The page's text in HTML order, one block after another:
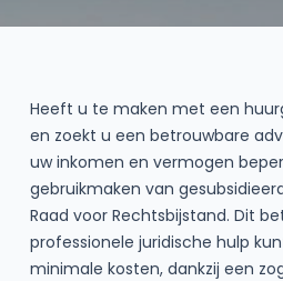
Heeft u te maken met een
en zoekt u een betrouwbare
uw inkomen en vermogen
gebruikmaken van
Raad voor Rechtsbijstand. Dit
professionele juridische hulp
minimale kosten, dankzij een